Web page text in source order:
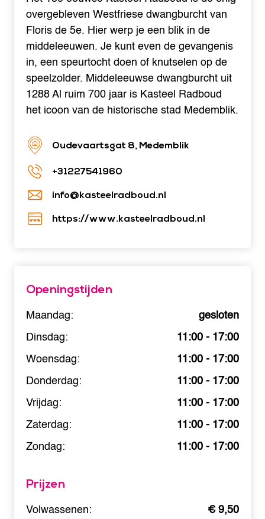
overgebleven Westfriese dwangburcht van
Floris de 5e. Hier werp je een blik in de
middeleeuwen. Je kunt even de gevangenis
in, een speurtocht doen of knutselen op de
speelzolder. Middeleeuwse dwangburcht uit
1288 Al ruim 700 jaar is Kasteel Radboud
het icoon van de historische stad Medemblik.
Oudevaartsgat 8, Medemblik
+31227541960
info@kasteelradboud.nl
https://www.kasteelradboud.nl
Openingstijden
Maandag:
gesloten
Dinsdag:
11:00 - 17:00
Woensdag:
11:00 - 17:00
Donderdag:
11:00 - 17:00
Vrijdag:
11:00 - 17:00
Zaterdag:
11:00 - 17:00
Zondag:
11:00 - 17:00
Prijzen
Volwassenen:
€ 9,50